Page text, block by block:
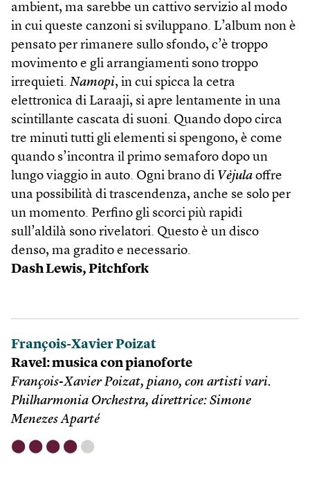
ambient, ma sarebbe un cattivo servizio al modo
in cui queste canzoni si sviluppano. L’album non è
pensato per rimanere sullo sfondo, c’è troppo
movimento e gli arrangiamenti sono troppo
irrequieti. Namopi, in cui spicca la cetra
elettronica di Laraaji, si apre lentamente in una
scintillante cascata di suoni. Quando dopo circa
tre minuti tutti gli elementi si spengono, è come
quando s’incontra il primo semaforo dopo un
lungo viaggio in auto. Ogni brano di Vėjula offre
una possibilità di trascendenza, anche se solo per
un momento. Perfino gli scorci più rapidi
sull’aldilà sono rivelatori. Questo è un disco
denso, ma gradito e necessario.
Dash Lewis, Pitchfork
François-Xavier Poizat
Ravel: musica con pianoforte
François-Xavier Poizat, piano, con artisti vari.
Philharmonia Orchestra, direttrice: Simone
Menezes Aparté
⬤ ⬤ ⬤ ⬤ ⬤